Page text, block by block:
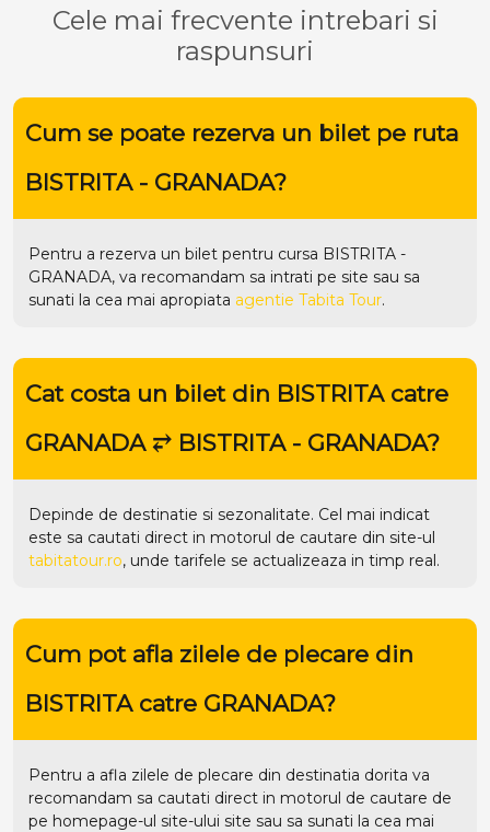
Cele mai frecvente intrebari si
raspunsuri
Cum se poate rezerva un bilet pe ruta
BISTRITA - GRANADA?
Pentru a rezerva un bilet pentru cursa BISTRITA -
GRANADA, va recomandam sa intrati pe site sau sa
sunati la cea mai apropiata agentie Tabita Tour.
Cat costa un bilet din BISTRITA catre
GRANADA ⥂ BISTRITA - GRANADA?
Depinde de destinatie si sezonalitate. Cel mai indicat
este sa cautati direct in motorul de cautare din site-ul
tabitatour.ro, unde tarifele se actualizeaza in timp real.
Cum pot afla zilele de plecare din
BISTRITA catre GRANADA?
Pentru a afla zilele de plecare din destinatia dorita va
recomandam sa cautati direct in motorul de cautare de
pe homepage-ul site-ului site sau sa sunati la cea mai